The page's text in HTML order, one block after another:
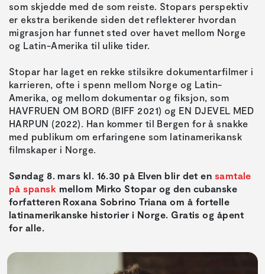
som skjedde med de som reiste. Stopars perspektiv
er ekstra berikende siden det reflekterer hvordan
migrasjon har funnet sted over havet mellom Norge
og Latin-Amerika til ulike tider.
Stopar har laget en rekke stilsikre dokumentarfilmer i
karrieren, ofte i spenn mellom Norge og Latin-
Amerika, og mellom dokumentar og fiksjon, som
HAVFRUEN OM BORD (BIFF 2021) og EN DJEVEL MED
HARPUN (2022). Han kommer til Bergen for å snakke
med publikum om erfaringene som latinamerikansk
filmskaper i Norge.
Søndag 8. mars kl. 16.30 på Elven blir det en samtale
på spansk mellom Mirko Stopar og den cubanske
forfatteren Roxana Sobrino Triana om å fortelle
latinamerikanske historier i Norge. Gratis og åpent
for alle.